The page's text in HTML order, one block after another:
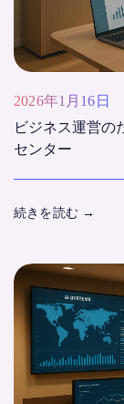
2026年1月16日
ビジネス運営の
センター
続きを読む →